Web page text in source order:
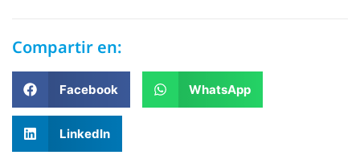
Compartir en:
Facebook WhatsApp
LinkedIn